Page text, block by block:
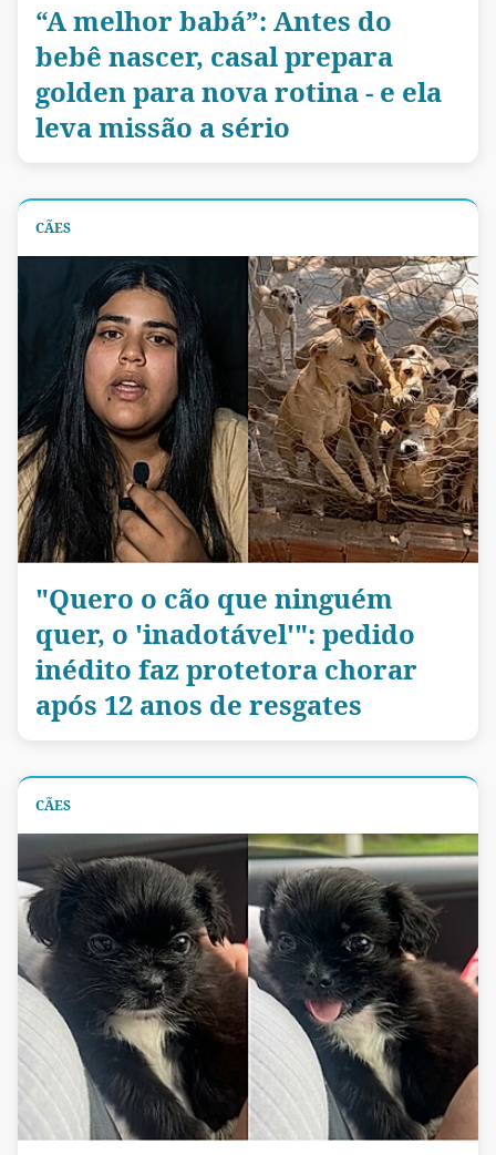
“A melhor babá”: Antes do
bebê nascer, casal prepara
golden para nova rotina - e ela
leva missão a sério
CÃES
"Quero o cão que ninguém
quer, o 'inadotável'": pedido
inédito faz protetora chorar
após 12 anos de resgates
CÃES